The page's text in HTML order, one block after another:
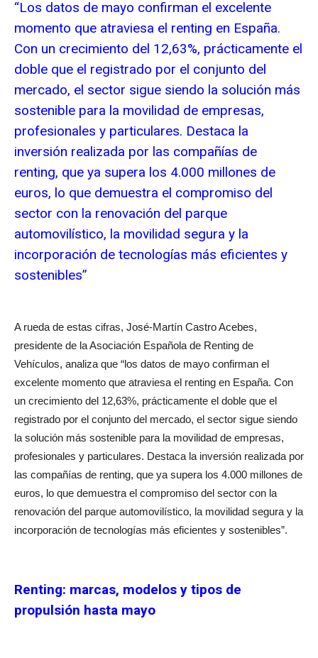
“Los datos de mayo confirman el excelente
momento que atraviesa el renting en España.
Con un crecimiento del 12,63%, prácticamente el
doble que el registrado por el conjunto del
mercado, el sector sigue siendo la solución más
sostenible para la movilidad de empresas,
profesionales y particulares. Destaca la
inversión realizada por las compañías de
renting, que ya supera los 4.000 millones de
euros, lo que demuestra el compromiso del
sector con la renovación del parque
automovilístico, la movilidad segura y la
incorporación de tecnologías más eficientes y
sostenibles”
A rueda de estas cifras, José-Martín Castro Acebes,
presidente de la Asociación Española de Renting de
Vehículos, analiza que “los datos de mayo confirman el
excelente momento que atraviesa el renting en España. Con
un crecimiento del 12,63%, prácticamente el doble que el
registrado por el conjunto del mercado, el sector sigue siendo
la solución más sostenible para la movilidad de empresas,
profesionales y particulares. Destaca la inversión realizada por
las compañías de renting, que ya supera los 4.000 millones de
euros, lo que demuestra el compromiso del sector con la
renovación del parque automovilístico, la movilidad segura y la
incorporación de tecnologías más eficientes y sostenibles”.
Renting: marcas, modelos y tipos de
propulsión hasta mayo